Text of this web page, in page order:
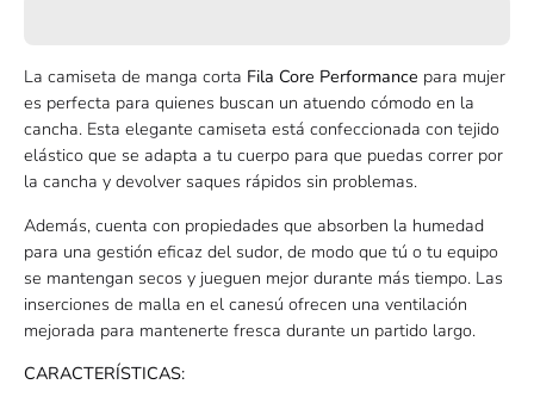
La camiseta de manga corta Fila Core Performance para mujer
es perfecta para quienes buscan un atuendo cómodo en la
cancha. Esta elegante camiseta está confeccionada con tejido
elástico que se adapta a tu cuerpo para que puedas correr por
la cancha y devolver saques rápidos sin problemas.
Además, cuenta con propiedades que absorben la humedad
para una gestión eficaz del sudor, de modo que tú o tu equipo
se mantengan secos y jueguen mejor durante más tiempo. Las
inserciones de malla en el canesú ofrecen una ventilación
mejorada para mantenerte fresca durante un partido largo.
CARACTERÍSTICAS: